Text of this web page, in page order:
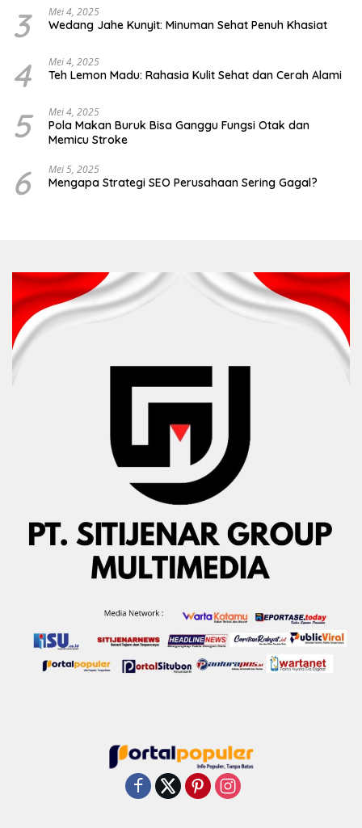
3 Mei 4, 2025
Wedang Jahe Kunyit: Minuman Sehat Penuh Khasiat
4 Mei 4, 2025
Teh Lemon Madu: Rahasia Kulit Sehat dan Cerah Alami
5 Mei 4, 2025
Pola Makan Buruk Bisa Ganggu Fungsi Otak dan
Memicu Stroke
6 Mei 5, 2025
Mengapa Strategi SEO Perusahaan Sering Gagal?